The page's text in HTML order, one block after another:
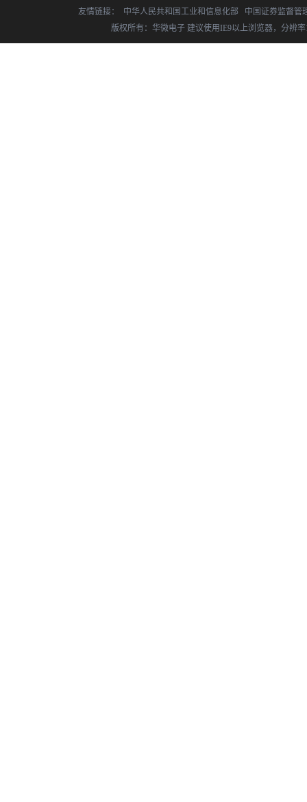
友情链接： 中华人民共和国工业和信息化部
中国证券监督管
版权所有：华微电子 建议使用IE9以上浏览器，分辨